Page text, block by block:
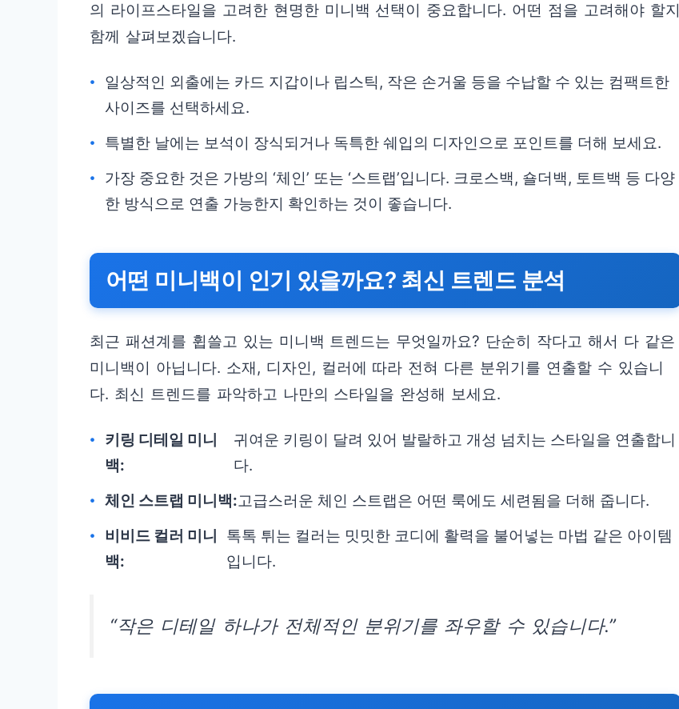
의 라이프스타일을 고려한 현명한 미니백 선택이 중요합니다. 어떤 점을 고려해야 할지
함께 살펴보겠습니다.
일상적인 외출에는 카드 지갑이나 립스틱, 작은 손거울 등을 수납할 수 있는 컴팩트한
사이즈를 선택하세요.
특별한 날에는 보석이 장식되거나 독특한 쉐입의 디자인으로 포인트를 더해 보세요.
가장 중요한 것은 가방의 ‘체인’ 또는 ‘스트랩’입니다. 크로스백, 숄더백, 토트백 등 다양
한 방식으로 연출 가능한지 확인하는 것이 좋습니다.
어떤 미니백이 인기 있을까요? 최신 트렌드 분석
최근 패션계를 휩쓸고 있는 미니백 트렌드는 무엇일까요? 단순히 작다고 해서 다 같은
미니백이 아닙니다. 소재, 디자인, 컬러에 따라 전혀 다른 분위기를 연출할 수 있습니
다. 최신 트렌드를 파악하고 나만의 스타일을 완성해 보세요.
키링 디테일 미니
백:
귀여운 키링이 달려 있어 발랄하고 개성 넘치는 스타일을 연출합니
다.
체인 스트랩 미니백:고급스러운 체인 스트랩은 어떤 룩에도 세련됨을 더해 줍니다.
비비드 컬러 미니
백:
톡톡 튀는 컬러는 밋밋한 코디에 활력을 불어넣는 마법 같은 아이템
입니다.
“작은 디테일 하나가 전체적인 분위기를 좌우할 수 있습니다.”